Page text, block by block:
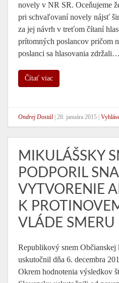
novely v NR SR. Oceňujeme
pri schvaľovaní novely nájsť
za jej návrh v treťom čítaní
prítomných poslancov pričom
poslanci sa hlasovania
Čítať viac
Ondrej Dostál 28. januára 2015
MIKULÁŠSKY
PODPORIL
VYTVORENIE
K
VLÁDE SMERU
Republikový snem Občianskej
uskutočnil dňa 6. decembra
Okrem hodnotenia výsledkov